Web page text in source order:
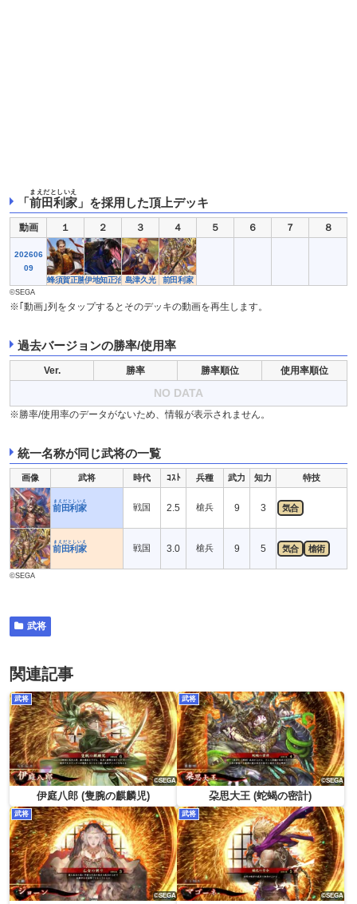
「前田利家
まえだとしいえ
」を採用した頂上デッキ
動画 １ ２ ３ ４ ５ ６ ７ ８
202606
09
蜂須賀正勝伊地知正治 島津久光 前田利家
©SEGA
※｢動画｣列をタップするとそのデッキの動画を再生します。
過去バージョンの勝率/使用率
Ver. 勝率 勝率順位 使用率順位
NO DATA
※勝率/使用率のデータがないため、情報が表示されません。
統一名称が同じ武将の一覧
画像 武将 時代 ｺｽﾄ 兵種 武力 知力 特技
前田利家
まえだとしいえ
戦国 2.5 槍兵 9 3 気合
前田利家
まえだとしいえ
戦国 3.0 槍兵 9 5 気合 槍術
©SEGA
武将
関連記事
武将
伊庭八郎 (隻腕の麒麟児)
武将
朶思大王 (蛇蝎の密計)
武将 武将